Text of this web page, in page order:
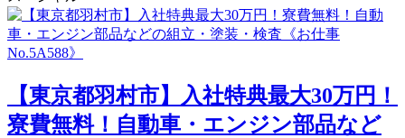
【東京都羽村市】入社特典最大30万円！
寮費無料！自動車・エンジン部品など